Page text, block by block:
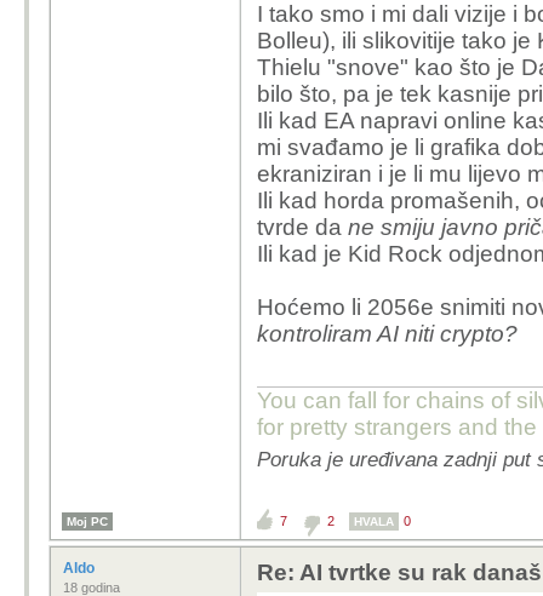
I tako smo i mi dali vizije i
Bolleu), ili slikovitije tako
Thielu "snove" kao što je
bilo što, pa je tek kasnije
Ili kad EA napravi online
mi svađamo je li grafika
ekraniziran i je li mu lijevo
Ili kad horda promašenih,
tvrde da ne smiju javno
Ili kad je Kid Rock
Hoćemo li 2056e snimiti
kontroliram AI niti crypto?
You can fall for chains of
for pretty strangers and
Poruka je uređivana zadnji put
Moj PC 7 2 HVALA 0
Aldo
18 godina
Re: AI tvrtke su rak